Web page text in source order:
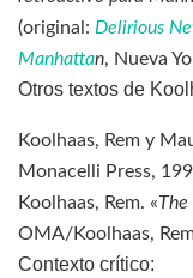
(original: Delirious
Manhattan, Nueva
Otros textos de
Koolhaas, Rem y
Monacelli Press,
Koolhaas, Rem. «
OMA/Koolhaas,
Contexto crítico: